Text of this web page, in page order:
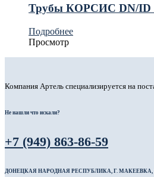
Трубы КОРСИС DN/ID
Подробнее
Просмотр
Компания Артель специализируется на
Не нашли что искали?
+7 (949) 863-86-59
ДОНЕЦКАЯ НАРОДНАЯ РЕСПУБЛИКА, Г. МАКЕЕВКА,